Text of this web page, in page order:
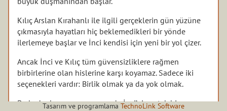
Kılıç Arslan Kırahanlı ile ilgili gerçeklerin gün yüzüne
çıkmasıyla hayatları hiç beklemedikleri bir yönde
ilerlemeye başlar ve İnci kendisi için yeni bir yol çizer.
Ancak İnci ve Kılıç tüm güvensizliklere rağmen
birbirlerine olan hislerine karşı koyamaz. Sadece iki
seçenekleri vardır: Birlik olmak ya da yok olmak.
Bu kadar karmaşanın arasında İnci’ninse tek bir amacı
Tasarım ve programlama TechnoLink Software